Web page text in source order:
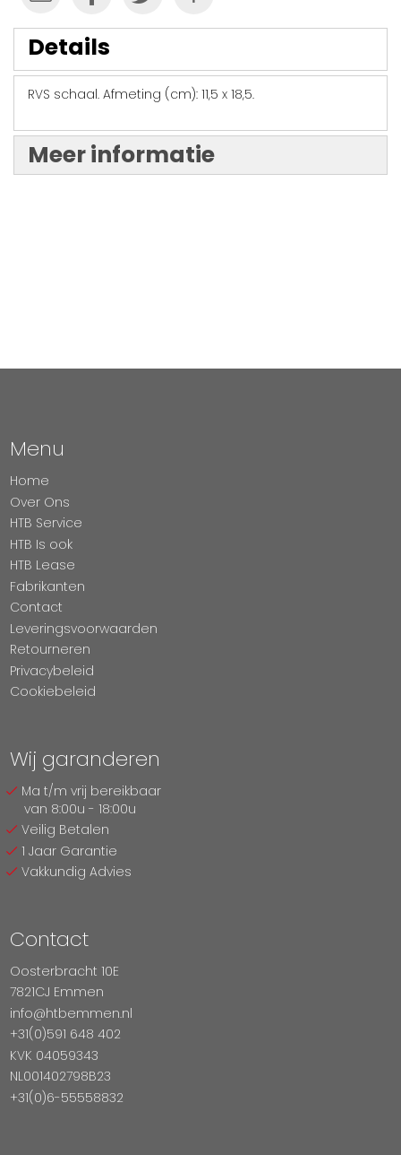
Details
RVS schaal. Afmeting (cm): 11,5 x 18,5.
Meer informatie
Menu
Home
Over Ons
HTB Service
HTB Is ook
HTB Lease
Fabrikanten
Contact
Leveringsvoorwaarden
Retourneren
Privacybeleid
Cookiebeleid
Wij garanderen
Ma t/m vrij bereikbaar
van 8:00u - 18:00u
Veilig Betalen
1 Jaar Garantie
Vakkundig Advies
Contact
Oosterbracht 10E
7821CJ Emmen
info@htbemmen.nl
+31(0)591 648 402
KVK 04059343
NL001402798B23
+31(0)6-55558832